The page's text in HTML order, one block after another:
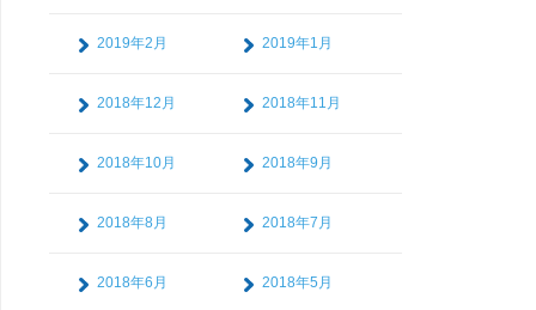
2019年2月 2019年1月
2018年12月 2018年11月
2018年10月 2018年9月
2018年8月 2018年7月
2018年6月 2018年5月